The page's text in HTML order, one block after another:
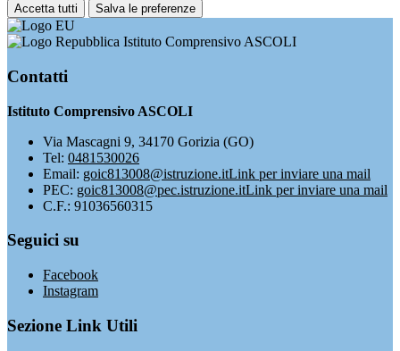
Accetta tutti Salva le preferenze
Istituto Comprensivo ASCOLI
Contatti
Istituto Comprensivo ASCOLI
Via Mascagni 9, 34170 Gorizia (GO)
Tel: 0481530026
Email: goic813008@istruzione.itLink per inviare una mail
PEC: goic813008@pec.istruzione.itLink per inviare una mail
C.F.: 91036560315
Seguici su
Facebook
Instagram
Sezione Link Utili